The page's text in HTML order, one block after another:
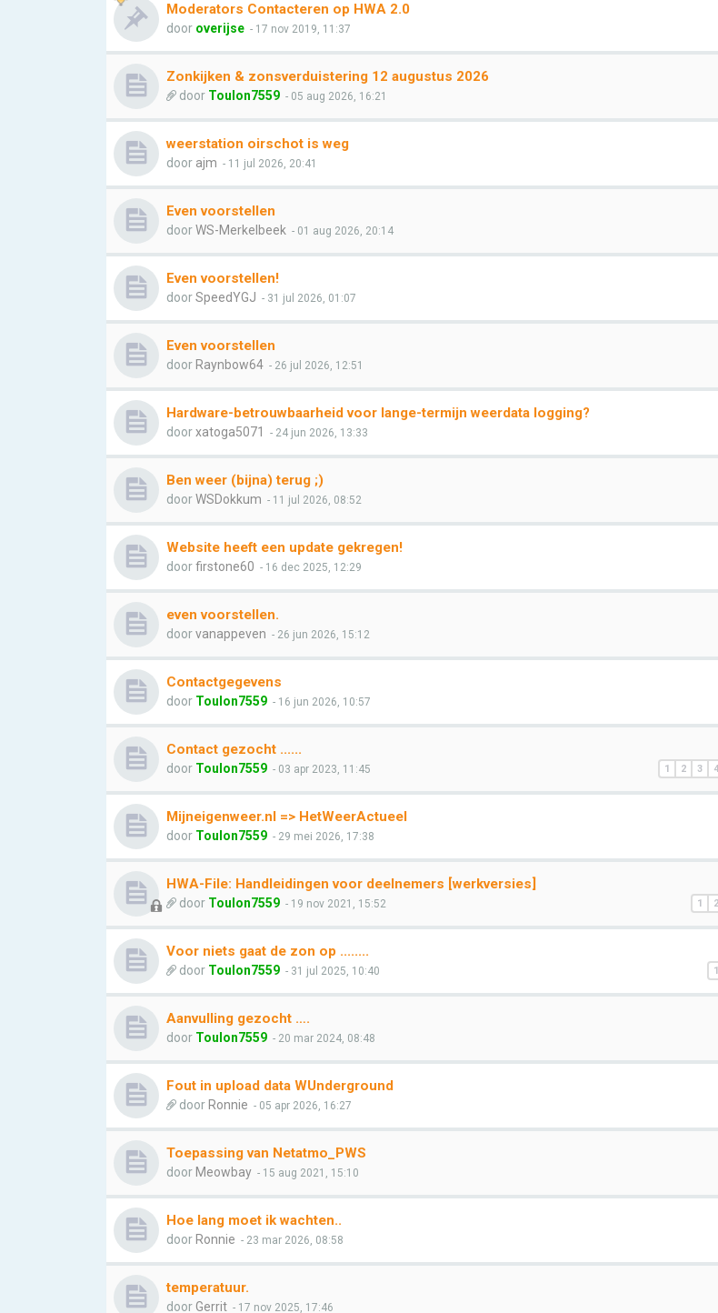
Moderators Contacteren op HWA 2.0
door overijse - 17 nov 2019, 11:37
Zonkijken & zonsverduistering 12 augustus 2026
door Toulon7559 - 05 aug 2026, 16:21
weerstation oirschot is weg
door ajm - 11 jul 2026, 20:41
Even voorstellen
doorWS-Merkelbeek - 01 aug 2026, 20:14
Even voorstellen!
doorSpeedYGJ - 31 jul 2026, 01:07
Even voorstellen
door Raynbow64 - 26 jul 2026, 12:51
Hardware-betrouwbaarheid voor lange-termijn weerdata logging?
doorxatoga5071 - 24 jun 2026, 13:33
Ben weer (bijna) terug ;)
doorWSDokkum - 11 jul 2026, 08:52
Website heeft een update gekregen!
doorfirstone60 - 16 dec 2025, 12:29
even voorstellen.
doorvanappeven - 26 jun 2026, 15:12
Contactgegevens
door Toulon7559 - 16 jun 2026, 10:57
Contact gezocht ......
1 2 3 4
door Toulon7559 - 03 apr 2023, 11:45
Mijneigenweer.nl => HetWeerActueel
door Toulon7559 - 29 mei 2026, 17:38
HWA-File: Handleidingen voor deelnemers [werkversies]
1 2
door Toulon7559 - 19 nov 2021, 15:52
Voor niets gaat de zon op ........
1
door Toulon7559 - 31 jul 2025, 10:40
Aanvulling gezocht ….
door Toulon7559 - 20 mar 2024, 08:48
Fout in upload data WUnderground
door Ronnie - 05 apr 2026, 16:27
Toepassing van Netatmo_PWS
door Meowbay - 15 aug 2021, 15:10
Hoe lang moet ik wachten..
door Ronnie - 23 mar 2026, 08:58
temperatuur.
doorGerrit - 17 nov 2025, 17:46